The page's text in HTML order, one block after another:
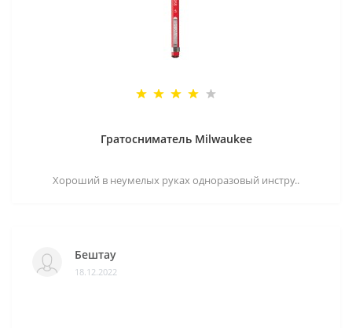
Гратосниматель Milwaukee
Хороший в неумелых руках одноразовый инстру..
Бештау
18.12.2022